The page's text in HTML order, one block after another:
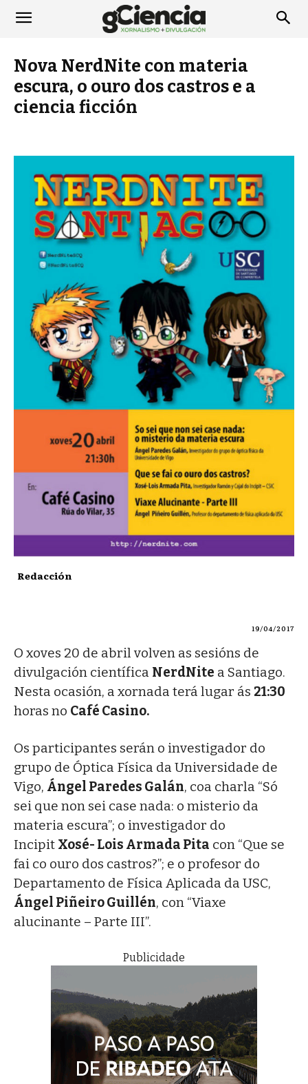
Nova NerdNite con materia
escura, o ouro dos castros e a
ciencia ficción
Redacción
19/04/2017
O xoves 20 de abril volven as sesións de
divulgación científica NerdNite a Santiago.
Nesta ocasión, a xornada terá lugar ás 21:30
horas no Café Casino.
Os participantes serán o investigador do
grupo de Óptica Física da Universidade de
Vigo, Ángel Paredes Galán, coa charla “Só
sei que non sei case nada: o misterio da
materia escura”; o investigador do
Incipit Xosé- Lois Armada Pita con “Que se
fai co ouro dos castros?”; e o profesor do
Departamento de Física Aplicada da USC,
Ángel Piñeiro Guillén, con “Viaxe
alucinante – Parte III”.
Publicidade